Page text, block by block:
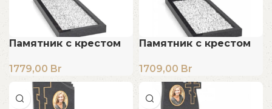
Памятник с крестом
1779,00 Br
Памятник с крестом
1709,00 Br